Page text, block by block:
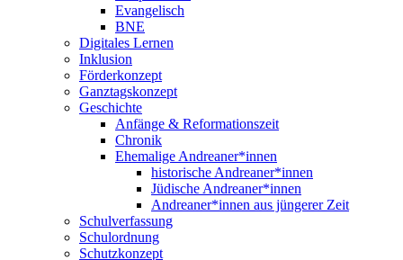
Evangelisch
BNE
Digitales Lernen
Inklusion
Förderkonzept
Ganztagskonzept
Geschichte
Anfänge & Reformationszeit
Chronik
Ehemalige Andreaner*innen
historische Andreaner*innen
Jüdische Andreaner*innen
Andreaner*innen aus jüngerer Zeit
Schulverfassung
Schulordnung
Schutzkonzept